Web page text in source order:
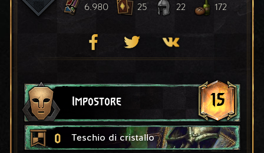
6.980 25 22 172
Impostore 15
0 Teschio di cristallo